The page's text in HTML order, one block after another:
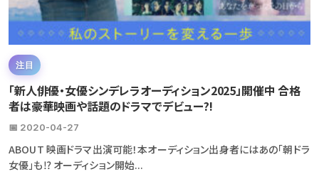
注目
「新人俳優・女優シンデレラオーディション2025」開催中 合格
者は豪華映画や話題のドラマでデビュー?!
📅 2020-04-27
ABOUT 映画ドラマ出演可能！本オーディション出身者にはあの「朝ドラ
女優」も⁉ オーディション開始...